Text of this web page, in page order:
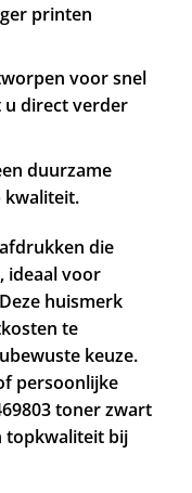
printen
voor snel
u direct verder
duurzame
kwaliteit.
die
ideaal voor
huismerk
te
keuze.
persoonlijke
toner zwart
topkwaliteit bij